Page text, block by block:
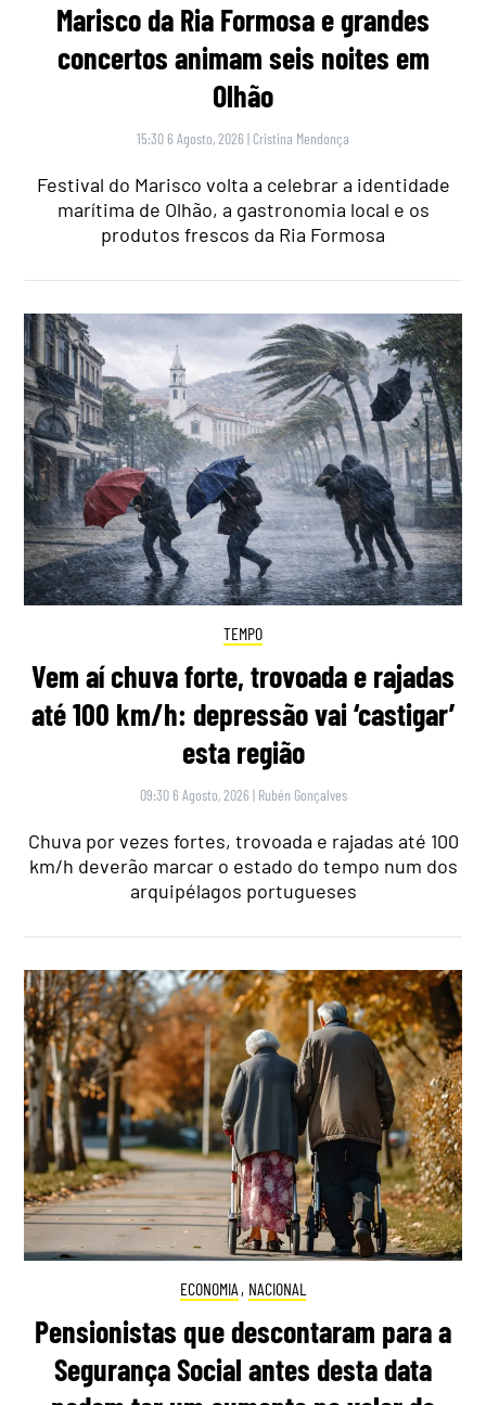
Marisco da Ria Formosa e grandes
concertos animam seis noites em
Olhão
15:30 6 Agosto, 2026 | Cristina Mendonça
Festival do Marisco volta a celebrar a identidade
marítima de Olhão, a gastronomia local e os
produtos frescos da Ria Formosa
TEMPO
Vem aí chuva forte, trovoada e rajadas
até 100 km/h: depressão vai ‘castigar’
esta região
09:30 6 Agosto, 2026 | Rubén Gonçalves
Chuva por vezes fortes, trovoada e rajadas até 100
km/h deverão marcar o estado do tempo num dos
arquipélagos portugueses
ECONOMIA , NACIONAL
Pensionistas que descontaram para a
Segurança Social antes desta data